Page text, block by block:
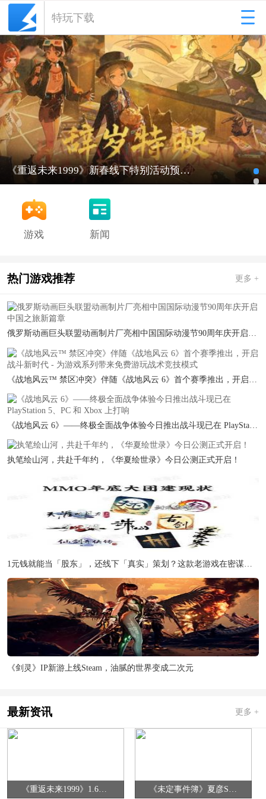
特玩下载
《重返未来1999》新春线下特别活动预约即将开启
游戏 新闻
热门游戏推荐 更多 +
俄罗斯动画巨头联盟动画制片厂亮相中国国际动漫节90周年庆开启中国之旅新篇章
《战地风云 6》——终极全面战争体验今日推出战斗现已在 PlayStation 5、PC 和 Xbox 上打响
执笔绘山河，共赴千年约，《华夏绘世录》今日公测正式开启！
1元钱就能当「股东」，还线下「真实」策划？这款老游戏在密谋什么？
《剑灵》IP新游上线Steam，油腻的世界变成二次元
最新资讯 更多 +
《重返未来1999》1.6版本曲香蒙求活动全关卡攻略汇总